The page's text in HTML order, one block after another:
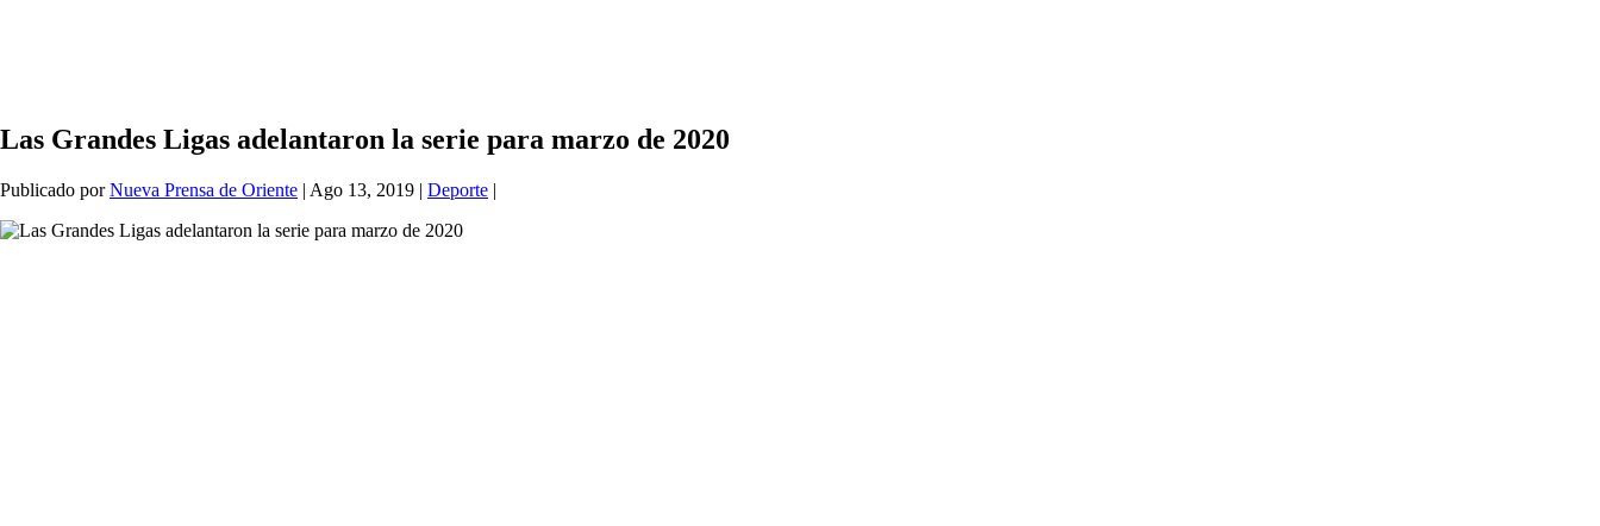
Las Grandes Ligas adelantaron la serie para marzo de 2020
Publicado porNueva Prensa de Oriente | Ago 13, 2019 | Deporte |